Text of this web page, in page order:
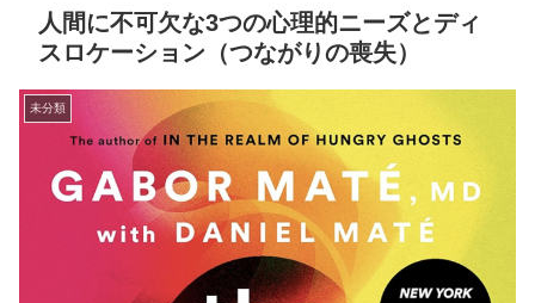
人間に不可欠な3つの心理的ニーズとディ
スロケーション（つながりの喪失）
未分類